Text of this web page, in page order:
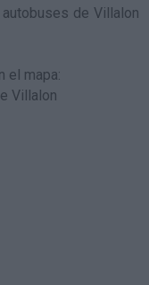
de Villalon
el mapa: